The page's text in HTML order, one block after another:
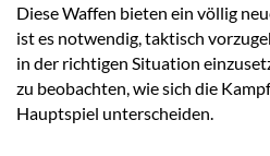
Diese Waffen bieten ein völlig
ist es notwendig, taktisch
in der richtigen Situation
zu beobachten, wie sich die
Hauptspiel unterscheiden.